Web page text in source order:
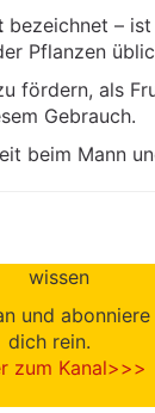
bezeichnet –
Pflanzen
fördern, als
Gebrauch.
beim Mann
und
dich rein.
zum Kanal>>>